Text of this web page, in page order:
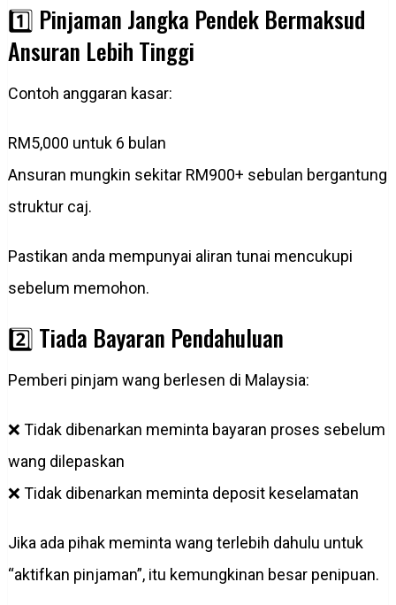
1️⃣ Pinjaman Jangka Pendek Bermaksud
Ansuran Lebih Tinggi
Contoh anggaran kasar:
RM5,000 untuk 6 bulan
Ansuran mungkin sekitar RM900+ sebulan bergantung
struktur caj.
Pastikan anda mempunyai aliran tunai mencukupi
sebelum memohon.
2️⃣ Tiada Bayaran Pendahuluan
Pemberi pinjam wang berlesen di Malaysia:
❌ Tidak dibenarkan meminta bayaran proses sebelum
wang dilepaskan
❌ Tidak dibenarkan meminta deposit keselamatan
Jika ada pihak meminta wang terlebih dahulu untuk
“aktifkan pinjaman”, itu kemungkinan besar penipuan.